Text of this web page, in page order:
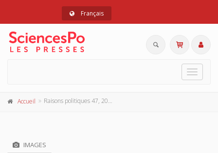
Français
Toggle
Accueil Raisons politiques 47, 2012
IMAGES